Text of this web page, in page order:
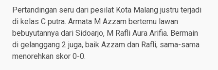
Pertandingan seru dari pesilat Kota Malang justru terjadi
di kelas C putra. Armata M Azzam bertemu lawan
bebuyutannya dari Sidoarjo, M Rafli Aura Arifia. Bermain
di gelanggang 2 juga, baik Azzam dan Rafli, sama-sama
menorehkan skor 0-0.